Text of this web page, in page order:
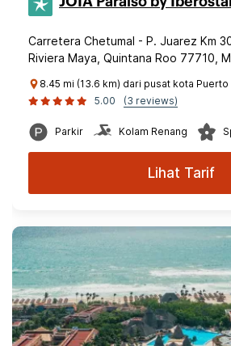
Carretera Chetumal - P. Juarez Km
Riviera Maya, Quintana Roo 77710,
8.45 mi (13.6 km) dari pusat kota
5.00
(3 reviews)
Parkir Kolam Renang
Lihat Tarif